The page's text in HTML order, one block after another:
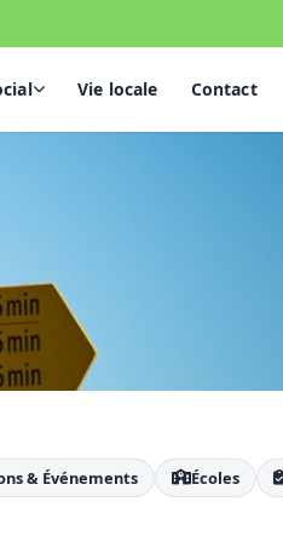
Vie locale Contact
& Événements Écoles